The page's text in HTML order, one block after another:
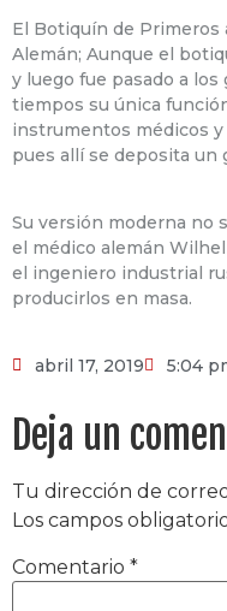
El Botiquín de Primeros
Alemán; Aunque el
y luego fue pasado a
tiempos su única
instrumentos médicos y
pues allí se deposita un
⁣Su versión moderna no
el médico alemán
el ingeniero industrial
producirlos en masa.⁣
abril 17, 2019 5:04
Deja un
Tu dirección de
Los campos
Comentario *